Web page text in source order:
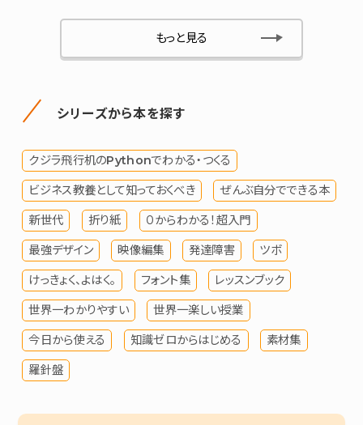
もっと見る
シリーズから本を探す
クジラ飛行机のPythonでわかる・つくる
ビジネス教養として知っておくべき ぜんぶ自分でできる本
新世代 折り紙 ０からわかる！超入門
最強デザイン 映像編集 発達障害 ツボ
けっきょく、よはく。 フォント集 レッスンブック
世界一わかりやすい 世界一楽しい授業
今日から使える 知識ゼロからはじめる 素材集
羅針盤